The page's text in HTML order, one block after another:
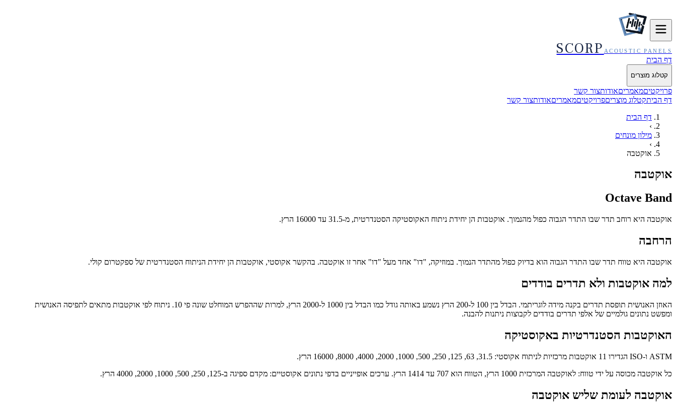
SCORP ACOUSTIC PANELS
דף הבית
קטלוג מוצרים
פרויקטיםמאמריםאודותצור קשר
דף הביתקטלוג מוצריםפרויקטיםמאמריםאודותצור קשר
דף הבית
›
מילון מונחים
›
אוקטבה
אוקטבה
Octave Band
אוקטבה היא רוחב תדר שבו התדר הגבוה כפול מהנמוך. אוקטבות הן יחידת ניתוח האקוסטיקה הסטנדרטית, מ-31.5 עד 16000 הרץ.
הרחבה
אוקטבה היא טווח תדר שבו התדר הגבוה הוא בדיוק כפול מהתדר הנמוך. במוזיקה, "דו" אחד מעל "דו" אחר זו אוקטבה. בהקשר אקוסטי, אוקטבות הן יחידת הניתוח הסטנדרטית של ספקטרום קולי.
למה אוקטבות ולא תדרים בודדים
האוזן האנושית תופסת תדרים בקנה מידה לוגריתמי. הבדל בין 100 ל-200 הרץ נשמע באותה גודל כמו הבדל בין 1000 ל-2000 הרץ, למרות שההפרש המוחלט שונה פי 10. ניתוח לפי אוקטבות מתאים לתפיסה האנושית
ומפשט נתונים גולמיים של אלפי תדרים בודדים לקבוצות ניתנות להבנה.
האוקטבות הסטנדרטיות באקוסטיקה
ASTM ו-ISO הגדירו 11 אוקטבות מרכזיות לניתוח אקוסטי: 31.5, 63, 125, 250, 500, 1000, 2000, 4000, 8000, 16000 הרץ.
כל אוקטבה מכוסה על ידי טווח: לאוקטבה המרכזית 1000 הרץ, הטווח הוא 707 עד 1414 הרץ. ערכים אופייניים בדפי נתונים אקוסטיים: מקדם ספיגה ב-125, 250, 500, 1000, 2000, 4000 הרץ.
אוקטבה לעומת שליש אוקטבה